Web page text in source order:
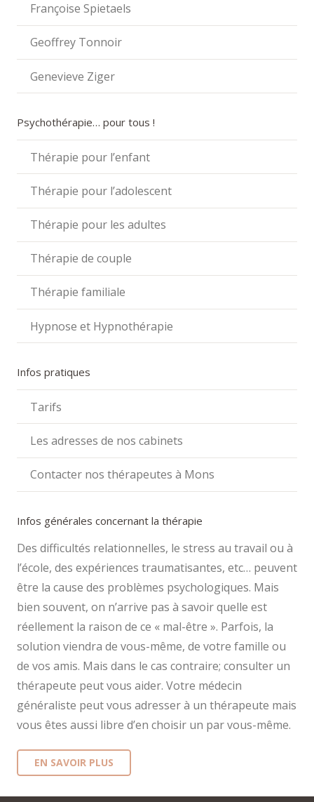
Françoise Spietaels
Geoffrey Tonnoir
Genevieve Ziger
Psychothérapie… pour tous !
Thérapie pour l’enfant
Thérapie pour l’adolescent
Thérapie pour les adultes
Thérapie de couple
Thérapie familiale
Hypnose et Hypnothérapie
Infos pratiques
Tarifs
Les adresses de nos cabinets
Contacter nos thérapeutes à Mons
Infos générales concernant la thérapie
Des difficultés relationnelles, le stress au travail ou à
l’école, des expériences traumatisantes, etc… peuvent
être la cause des problèmes psychologiques. Mais
bien souvent, on n’arrive pas à savoir quelle est
réellement la raison de ce « mal-être ». Parfois, la
solution viendra de vous-même, de votre famille ou
de vos amis. Mais dans le cas contraire; consulter un
thérapeute peut vous aider. Votre médecin
généraliste peut vous adresser à un thérapeute mais
vous êtes aussi libre d’en choisir un par vous-même.
EN SAVOIR PLUS